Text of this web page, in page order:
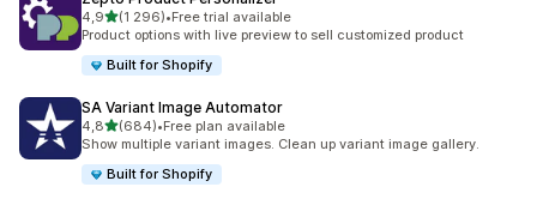
4,9/ 5 tähteä
(1 296)
1296 arvostelua yhteensä
•Free trial available
Product options with live preview to sell customized product
Built for Shopify
SA Variant Image Automator
4,8/ 5 tähteä
(684)
684 arvostelua yhteensä
•Free plan available
Show multiple variant images. Clean up variant image gallery.
Built for Shopify